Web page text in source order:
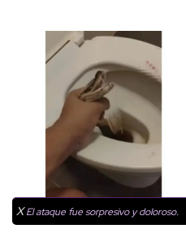
XEl ataque fue sorpresivo y doloroso.